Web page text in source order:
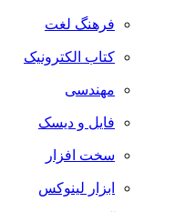
فرهنگ لغت
کتاب الکترونیک
مهندسی
فایل و دیسک
سخت افزار
ابزار لینوکس